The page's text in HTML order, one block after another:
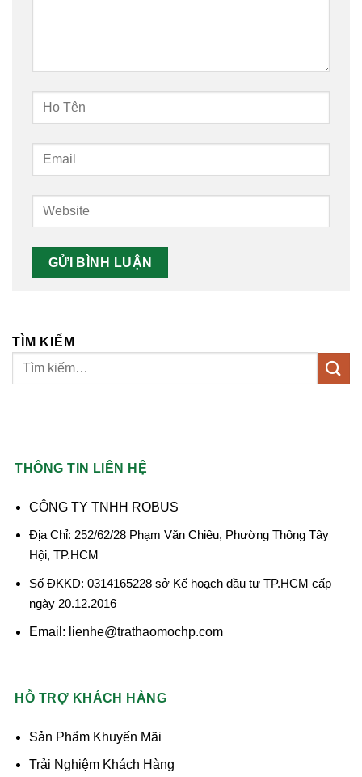
TÌM KIẾM
THÔNG TIN LIÊN HỆ
CÔNG TY TNHH ROBUS
Địa Chỉ: 252/62/28 Phạm Văn Chiêu, Phường Thông Tây
Hội, TP.HCM
Số ĐKKD: 0314165228 sở Kế hoạch đầu tư TP.HCM cấp
ngày 20.12.2016
Email: lienhe@trathaomochp.com
HỖ TRỢ KHÁCH HÀNG
Sản Phẩm Khuyến Mãi
Trải Nghiệm Khách Hàng